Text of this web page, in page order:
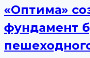
«Оптима»
фундамент